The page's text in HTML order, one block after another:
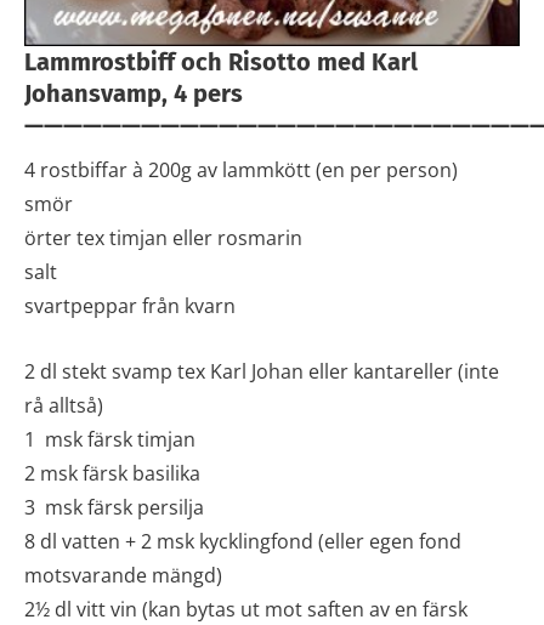
Lammrostbiff och Risotto med Karl
Johansvamp, 4 pers
4 rostbiffar à 200g av lammkött (en per person)
smör
örter tex timjan eller rosmarin
salt
svartpeppar från kvarn
2 dl stekt svamp tex Karl Johan eller kantareller (inte
rå alltså)
1 msk färsk timjan
2 msk färsk basilika
3 msk färsk persilja
8 dl vatten + 2 msk kycklingfond (eller egen fond
motsvarande mängd)
2½ dl vitt vin (kan bytas ut mot saften av en färsk